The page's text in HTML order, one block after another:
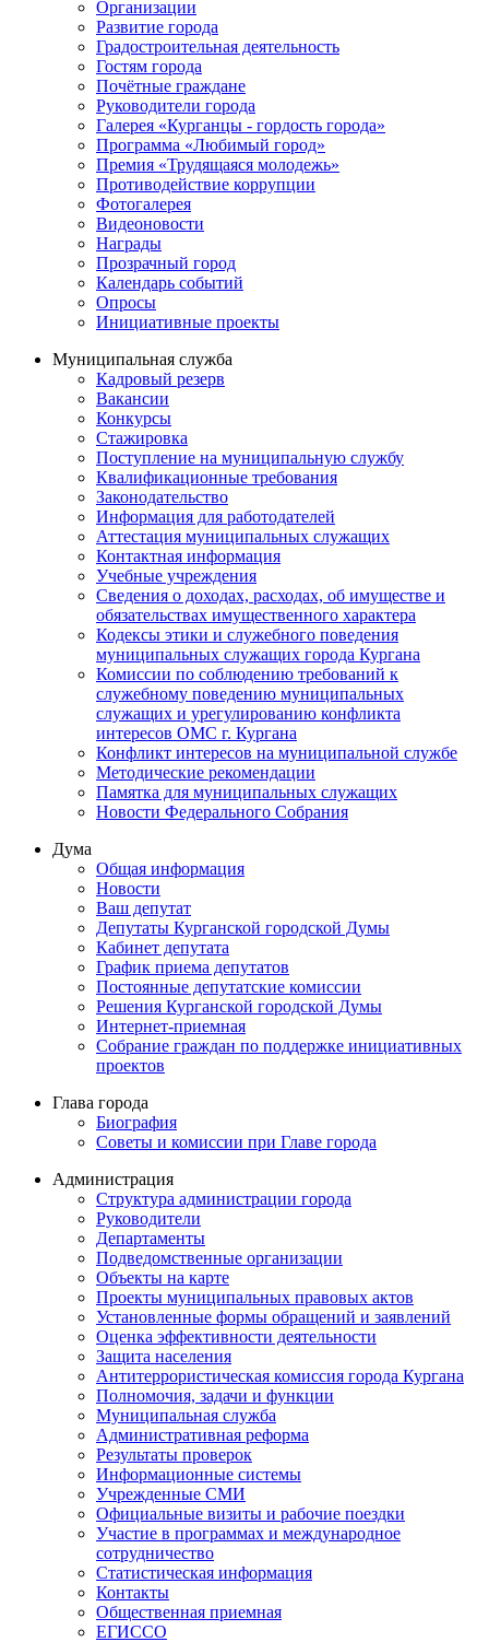
Организации
Развитие города
Градостроительная деятельность
Гостям города
Почётные граждане
Руководители города
Галерея «Курганцы - гордость города»
Программа «Любимый город»
Премия «Трудящаяся молодежь»
Противодействие коррупции
Фотогалерея
Видеоновости
Награды
Прозрачный город
Календарь событий
Опросы
Инициативные проекты
Муниципальная служба
Кадровый резерв
Вакансии
Конкурсы
Стажировка
Поступление на муниципальную службу
Квалификационные требования
Законодательство
Информация для работодателей
Аттестация муниципальных служащих
Контактная информация
Учебные учреждения
Сведения о доходах, расходах, об имуществе и
обязательствах имущественного характера
Кодексы этики и служебного поведения
муниципальных служащих города Кургана
Комиссии по соблюдению требований к
служебному поведению муниципальных
служащих и урегулированию конфликта
интересов ОМС г. Кургана
Конфликт интересов на муниципальной службе
Методические рекомендации
Памятка для муниципальных служащих
Новости Федерального Cобрания
Дума
Общая информация
Новости
Ваш депутат
Депутаты Курганской городской Думы
Кабинет депутата
График приема депутатов
Постоянные депутатские комиссии
Решения Курганской городской Думы
Интернет-приемная
Собрание граждан по поддержке инициативных
проектов
Глава города
Биография
Советы и комиссии при Главе города
Администрация
Структура администрации города
Руководители
Департаменты
Подведомственные организации
Объекты на карте
Проекты муниципальных правовых актов
Установленные формы обращений и заявлений
Оценка эффективности деятельности
Защита населения
Антитеррористическая комиссия города Кургана
Полномочия, задачи и функции
Муниципальная служба
Административная реформа
Результаты проверок
Информационные системы
Учрежденные СМИ
Официальные визиты и рабочие поездки
Участие в программах и международное
сотрудничество
Статистическая информация
Контакты
Общественная приемная
ЕГИССО